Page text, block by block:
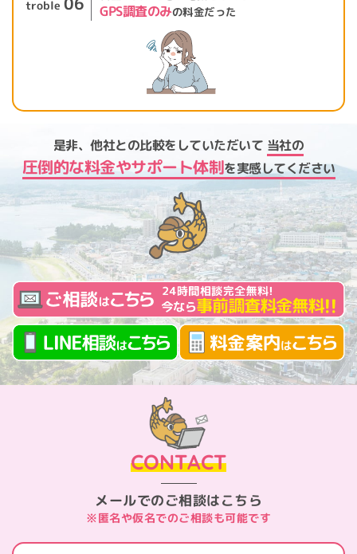
troble GPS調査のみの料金だった
是非、他社との比較を していただいて 当社の
圧倒的な料金やサポート体制を実感してください
CONTACT
メールでのご相談はこちら
※匿名や仮名でのご相談も可能です